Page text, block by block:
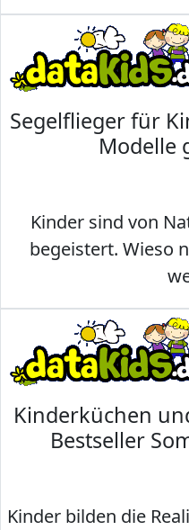
Segelflieger für
Modelle
Kinder sind von
begeistert. Wieso
Kinderküchen
Bestseller
Kinder bilden die